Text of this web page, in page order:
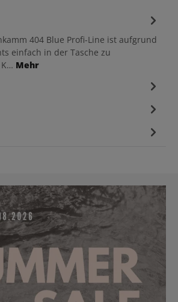
404 Blue Profi-Line ist aufgrund
einfach in der Tasche zu
Mehr